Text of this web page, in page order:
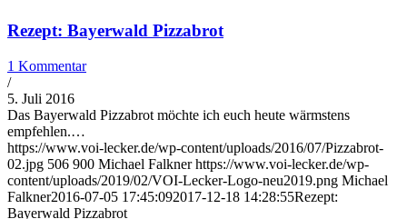
Rezept: Bayerwald Pizzabrot
1 Kommentar
/
5. Juli 2016
Das Bayerwald Pizzabrot möchte ich euch heute wärmstens
empfehlen.…
https://www.voi-lecker.de/wp-content/uploads/2016/07/Pizzabrot-
02.jpg 506 900 Michael Falkner https://www.voi-lecker.de/wp-
content/uploads/2019/02/VOI-Lecker-Logo-neu2019.png Michael
Falkner2016-07-05 17:45:092017-12-18 14:28:55Rezept:
Bayerwald Pizzabrot